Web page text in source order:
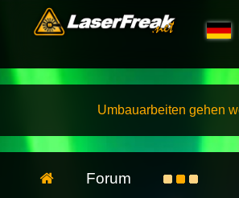
Umbauarbeiten gehen
Forum